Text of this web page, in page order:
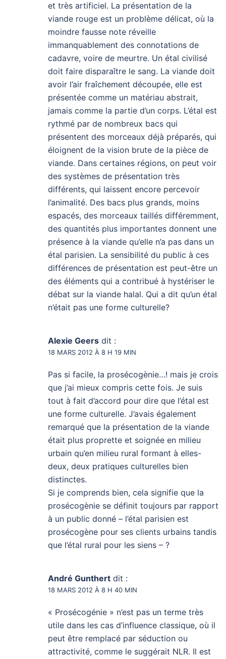
et très artificiel. La présentation de la
viande rouge est un problème délicat, où la
moindre fausse note réveille
immanquablement des connotations de
cadavre, voire de meurtre. Un étal civilisé
doit faire disparaître le sang. La viande doit
avoir l’air fraîchement découpée, elle est
présentée comme un matériau abstrait,
jamais comme la partie d’un corps. L’étal est
rythmé par de nombreux bacs qui
présentent des morceaux déjà préparés, qui
éloignent de la vision brute de la pièce de
viande. Dans certaines régions, on peut voir
des systèmes de présentation très
différents, qui laissent encore percevoir
l’animalité. Des bacs plus grands, moins
espacés, des morceaux taillés différemment,
des quantités plus importantes donnent une
présence à la viande qu’elle n’a pas dans un
étal parisien. La sensibilité du public à ces
différences de présentation est peut-être un
des éléments qui a contribué à hystériser le
débat sur la viande halal. Qui a dit qu’un étal
n’était pas une forme culturelle?
Alexie Geers dit :
18 MARS 2012 À 8 H 19 MIN
Pas si facile, la prosécogènie…! mais je crois
que j’ai mieux compris cette fois. Je suis
tout à fait d’accord pour dire que l’étal est
une forme culturelle. J’avais également
remarqué que la présentation de la viande
était plus proprette et soignée en milieu
urbain qu’en milieu rural formant à elles-
deux, deux pratiques culturelles bien
distinctes.
Si je comprends bien, cela signifie que la
prosécogènie se définit toujours par rapport
à un public donné – l’étal parisien est
prosécogène pour ses clients urbains tandis
que l’étal rural pour les siens – ?
André Gunthert dit :
18 MARS 2012 À 8 H 40 MIN
« Prosécogénie » n’est pas un terme très
utile dans les cas d’influence classique, où il
peut être remplacé par séduction ou
attractivité, comme le suggérait NLR. Il est